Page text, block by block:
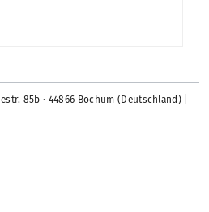
85b · 44866 Bochum (Deutschland) |